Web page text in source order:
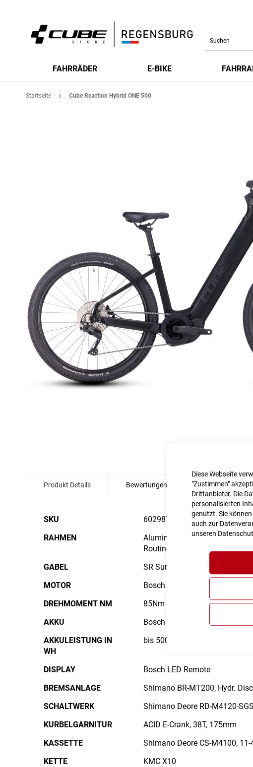
Diese Webseite
"Zustimmen"
Drittanbieter. Die
personalisierten
genutzt. Sie
auch zur
unseren
Search
FAHRRÄDER E-BIKE
Startseite Cube Reaction Hybrid ONE 500
Produkt Details
Details
SKU
6029875
RAHMEN
Aluminium Superlite, Gravity
Routing, Kickstand/Fender/
GABEL
SR Suntour NVX30 Coil, 100mm
MOTOR
Bosch Drive Unit Performance
DREHMOMENT NM
85Nm
AKKU
Bosch PowerTube 500
AKKULEISTUNG IN
WH
bis 500Wh
DISPLAY
Bosch LED Remote
BREMSANLAGE
Shimano BR-MT200, Hydr.
SCHALTWERK
Shimano Deore RD-M4120-
KURBELGARNITUR
ACID E-Crank, 38T, 175mm
KASSETTE
Shimano Deore CS-M4100, 11-
KETTE
KMC X10
Bewertungen Angaben zur